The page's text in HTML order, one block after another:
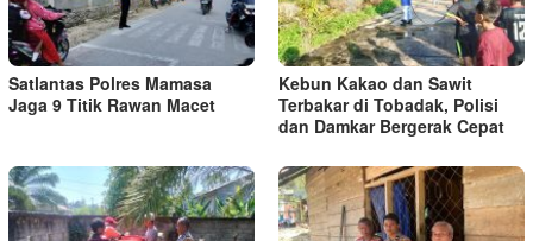
Satlantas Polres Mamasa
Jaga 9 Titik Rawan Macet
Kebun Kakao dan Sawit
Terbakar di Tobadak, Polisi
dan Damkar Bergerak Cepat